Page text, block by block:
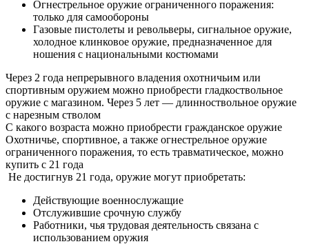
Огнестрельное оружие ограниченного поражения:
только для самообороны
Газовые пистолеты и револьверы, сигнальное оружие,
холодное клинковое оружие, предназначенное для
ношения с национальными костюмами
Через 2 года непрерывного владения охотничьим или
спортивным оружием можно приобрести гладкоствольное
оружие с магазином. Через 5 лет — длинноствольное оружие
с нарезным стволом
С какого возраста можно приобрести гражданское оружие
Охотничье, спортивное, а также огнестрельное оружие
ограниченного поражения, то есть травматическое, можно
купить с 21 года
Не достигнув 21 года, оружие могут приобретать:
Действующие военнослужащие
Отслужившие срочную службу
Работники, чья трудовая деятельность связана с
использованием оружия